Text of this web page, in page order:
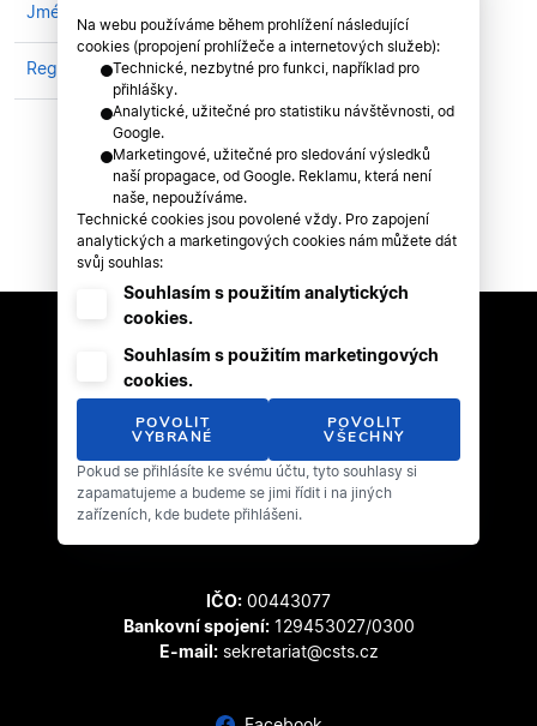
Jméno
Registrován v klubu TK LIFE PARDUBICE z.s.
Český svaz tanečního sportu
Zátopkova 100/2
169 00 Praha 6 - Břevnov
IČO: 00443077
Bankovní spojení:129453027/0300
E-mail:sekretariat@csts.cz
Na webu používáme během prohlížení následující
cookies (propojení prohlížeče a internetových služeb):
Technické, nezbytné pro funkci, například pro
přihlášky.
Analytické, užitečné pro statistiku návštěvnosti, od
Google.
Marketingové, užitečné pro sledování výsledků
naší propagace, od Google. Reklamu, která není
naše, nepoužíváme.
Technické cookies jsou povolené vždy. Pro zapojení
analytických a marketingových cookies nám můžete dát
svůj souhlas:
Souhlasím s použitím analytických
cookies.
Souhlasím s použitím marketingových
cookies.
POVOLIT
VYBRANÉ
POVOLIT
VŠECHNY
Pokud se přihlásíte ke svému účtu, tyto souhlasy si
zapamatujeme a budeme se jimi řídit i na jiných
zařízeních, kde budete přihlášeni.